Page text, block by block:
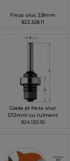
Freza uluc 2,8mm
822.328.11
Coada pt freza uluc
D12mm cu rulment
924.120.10